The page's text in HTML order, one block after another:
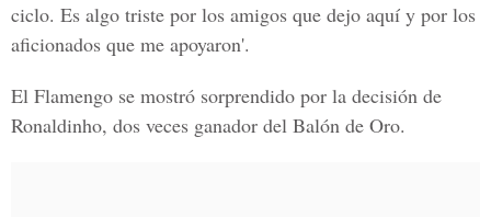
ciclo. Es algo triste por los amigos que dejo aquí y por los
aficionados que me apoyaron'.
El Flamengo se mostró sorprendido por la decisión de
Ronaldinho, dos veces ganador del Balón de Oro.